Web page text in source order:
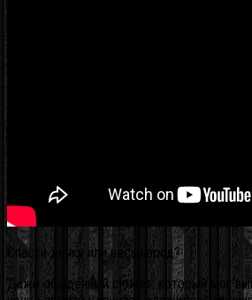
Спасти дочку или весь народ?
Даже обыденный сюжет, который мог